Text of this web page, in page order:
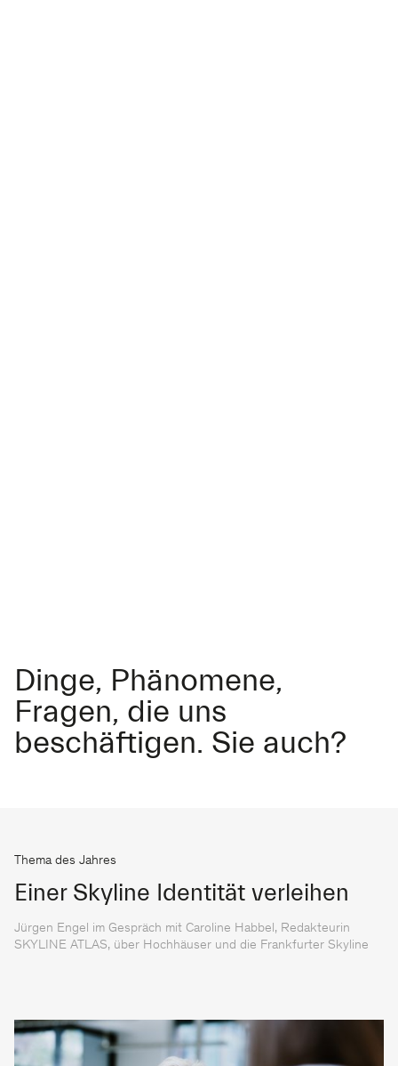
Dinge, Phänomene,
Fragen, die uns
beschäftigen. Sie auch?
Thema des Jahres
Einer Skyline Identität verleihen
Jürgen Engel im Gespräch mit Caroline Habbel, Redakteurin
SKYLINE ATLAS, über Hochhäuser und die Frankfurter Skyline